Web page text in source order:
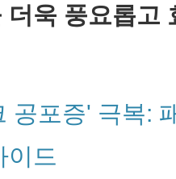
더욱 풍요롭고
공포증' 극복:
이드